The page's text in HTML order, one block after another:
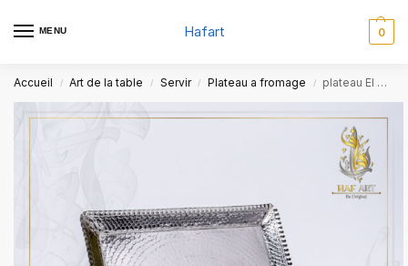
MENU Hafart 0
Accueil / Art de la table / Servir / Plateau a fromage / plateau El BEY